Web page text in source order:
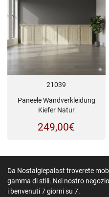
21039
Paneele Wandverkleidung
Kiefer Natur
249,00€
Da Nostalgiepalast troverete
gamma di stili. Nel nostro
i benvenuti 7 giorni su 7.